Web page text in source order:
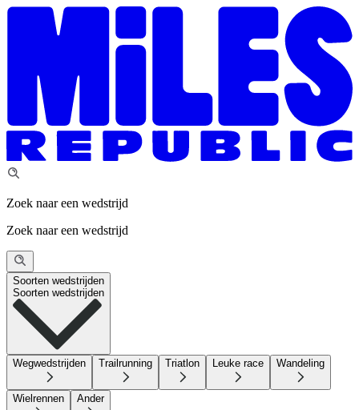
Zoek naar een wedstrijd
Zoek naar een wedstrijd
Soorten wedstrijden
Soorten wedstrijden
Wegwedstrijden Trailrunning Triatlon Leuke race Wandeling
Wielrennen Ander